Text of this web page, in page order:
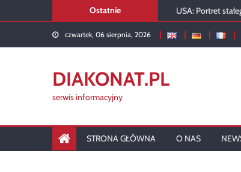
to
Ostatnie
USA: Portret
Diakon w liturgii
Rusza diakonat w
czwartek, 06 sierpnia, 2026
DIAKONAT.PL
serwis informacyjny
STRONA GŁÓWNA O NAS